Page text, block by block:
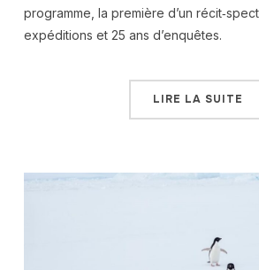
programme, la première d’un
expéditions et 25 ans d’enquêtes.
LIRE LA SUITE